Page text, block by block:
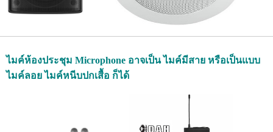
ไมค์ห้องประชุม Microphone อาจเป็น ไมค์มีสาย หรือเป็นแบบ
ไมค์ลอย ไมค์หนีบปกเสื้อ ก็ได้